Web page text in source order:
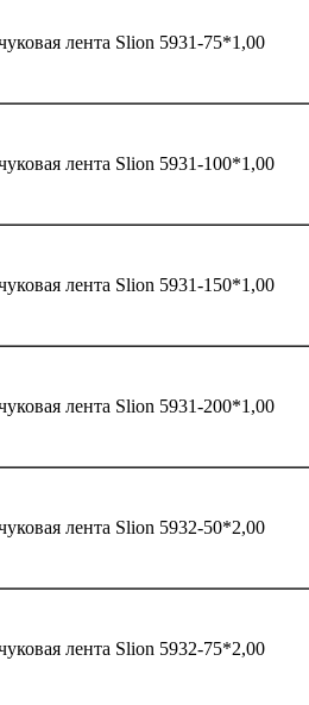
лента Slion 5931-75*1,00
лента Slion 5931-100*1,00
лента Slion 5931-150*1,00
лента Slion 5931-200*1,00
лента Slion 5932-50*2,00
лента Slion 5932-75*2,00